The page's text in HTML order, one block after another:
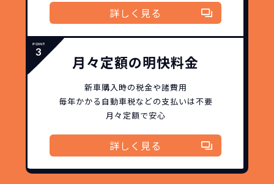
詳しく見る
月々定額の明快料金
新車購入時の税金や諸費用
毎年かかる自動車税などの支払いは不要
月々定額で安心
詳しく見る
価設定」を実現しました。
また特定の車両に絞ることによりこの価
格設定が可能となりました。
お車を返却いただく
ライフスタイルに合わせたお車の選択が
できます。急な引っ越し、転勤、家族が増
えるなど。その時その時の状況に合わせ
た車を選べるっていいとおもいません
か？
継続的にかかる費用が
コミコミ
維持にかかる、毎年の｢自動車税｣はコミ
コミ。3年契約なので通常車検時にかかる